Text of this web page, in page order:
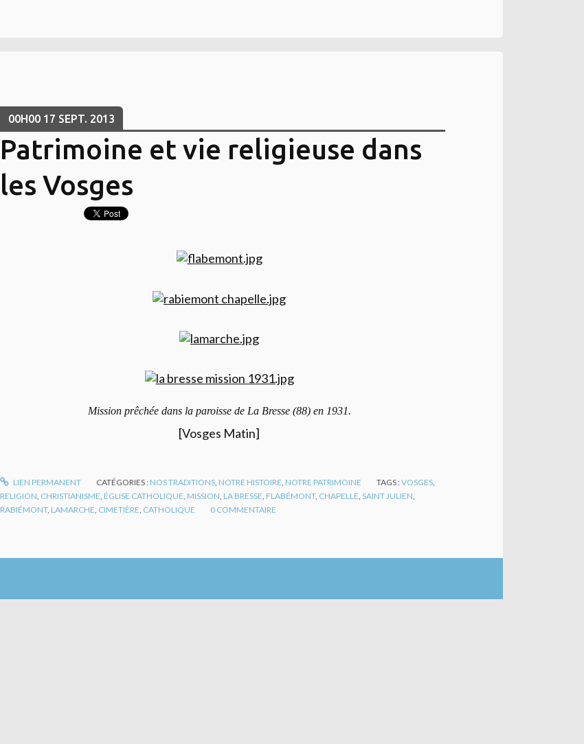
00H00 17 SEPT. 2013
Patrimoine et vie religieuse dans
les Vosges
Mission prêchée dans la paroisse de La Bresse (88) en 1931.
[Vosges Matin]
LIEN PERMANENT CATÉGORIES : NOS TRADITIONS NOTRE HISTOIRE NOTRE PATRIMOINE TAGS :VOSGES
RELIGION CHRISTIANISME ÉGLISE CATHOLIQUE MISSION LA BRESSE FLABÉMONT, CHAPELLE SAINT JULIEN
RABIÉMONT, LAMARCHE CIMETIÈRE CATHOLIQUE 0 COMMENTAIRE